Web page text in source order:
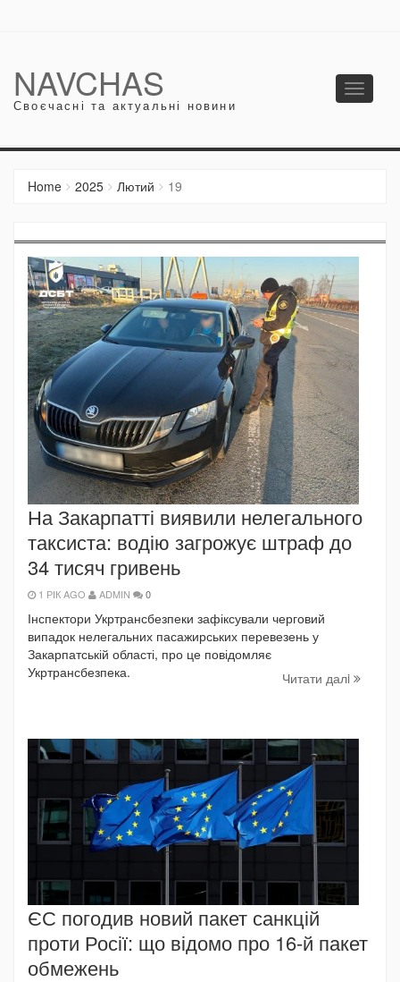
NAVCHAS
Своєчасні та актуальні новини
Toggle
Home 2025 Лютий 19
На Закарпатті виявили нелегального
таксиста: водію загрожує штраф до
34 тисяч гривень
1 РІК AGO ADMIN 0
Інспектори Укртрансбезпеки зафіксували черговий
випадок нелегальних пасажирських перевезень у
Закарпатській області, про це повідомляє
Укртрансбезпека.
Читати далi
ЄС погодив новий пакет санкцій
проти Росії: що відомо про 16-й пакет
обмежень